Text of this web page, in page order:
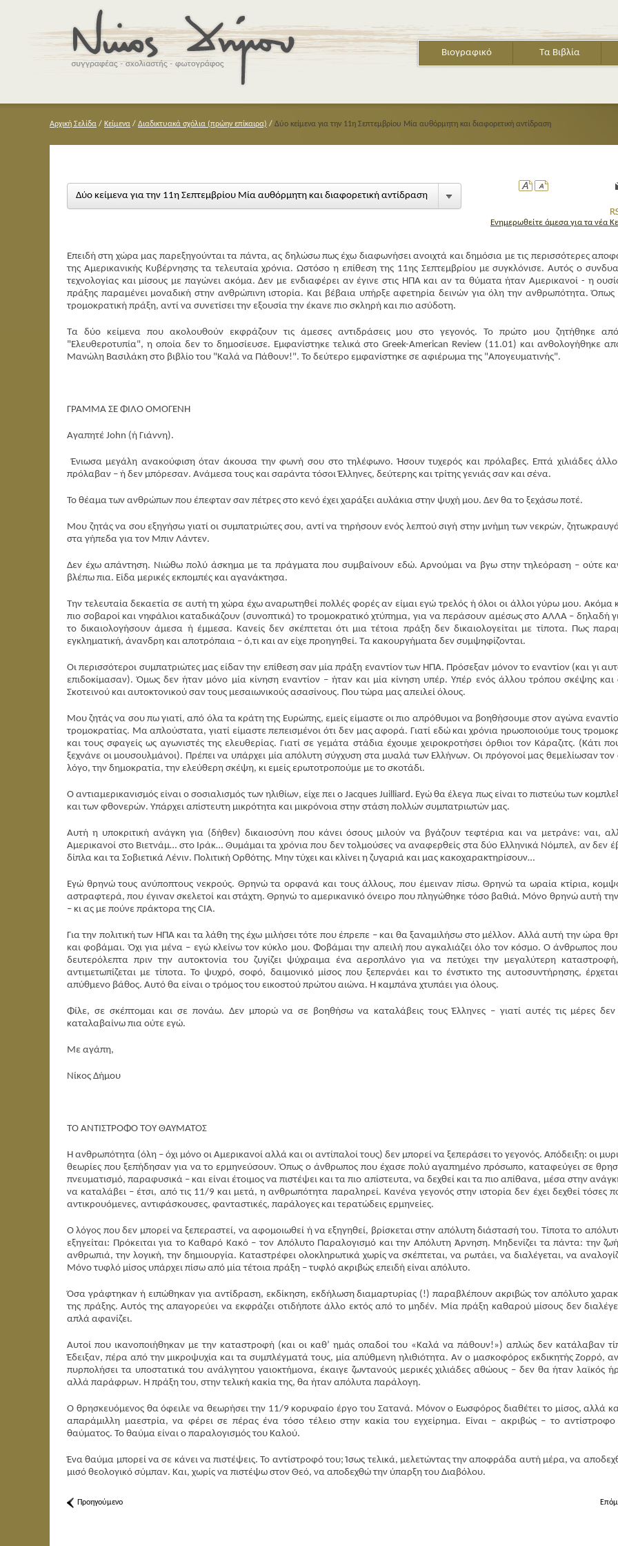
Βιογραφικό Τα Βιβλία
Αρχική Σελίδα / Κείμενα / Διαδικτυακά σχόλια (πρώην επίκαιρα) / Δύο κείμενα για την 11η Σεπτεμβρίου Μία αυθόρμητη και διαφορετική αντίδραση
Ενημερωθείτε άμεσα για τα νέα
Δύο κείμενα για την 11η Σεπτεμβρίου Μία αυθόρμητη και διαφορετική αντίδραση
Επειδή στη χώρα μας παρεξηγούνται τα πάντα, ας δηλώσω πως έχω διαφωνήσει ανοιχτά και δημόσια με τις περισσότερες
της Αμερικανικής Κυβέρνησης τα τελευταία χρόνια. Ωστόσο η επίθεση της 11ης Σεπτεμβρίου με συγκλόνισε. Αυτός ο
τεχνολογίας και μίσους με παγώνει ακόμα. Δεν με ενδιαφέρει αν έγινε στις ΗΠΑ και αν τα θύματα ήταν Αμερικανοί - η
πράξης παραμένει μοναδική στην ανθρώπινη ιστορία. Και βέβαια υπήρξε αφετηρία δεινών για όλη την ανθρωπότητα. Όπως
τρομοκρατική πράξη, αντί να συνετίσει την εξουσία την έκανε πιο σκληρή και πιο ασύδοτη.
Τα δύο κείμενα που ακολουθούν εκφράζουν τις άμεσες αντιδράσεις μου στο γεγονός. Το πρώτο μου ζητήθηκε
"Ελευθεροτυπία", η οποία δεν το δημοσίευσε. Εμφανίστηκε τελικά στο Greek-American Review (11.01) και ανθολογήθηκε
Μανώλη Βασιλάκη στο βιβλίο του "Καλά να Πάθουν!". Το δεύτερο εμφανίστηκε σε αφιέρωμα της "Απογευματινής".
ΓΡΑΜΜΑ ΣΕ ΦΙΛΟ ΟΜΟΓΕΝΗ
Αγαπητέ John (ή Γιάννη).
Ένιωσα μεγάλη ανακούφιση όταν άκουσα την φωνή σου στο τηλέφωνο. Ήσουν τυχερός και πρόλαβες. Επτά χιλιάδες
πρόλαβαν – ή δεν μπόρεσαν. Ανάμεσα τους και σαράντα τόσοι Έλληνες, δεύτερης και τρίτης γενιάς σαν και σένα.
Το θέαμα των ανθρώπων που έπεφταν σαν πέτρες στο κενό έχει χαράξει αυλάκια στην ψυχή μου. Δεν θα το ξεχάσω ποτέ.
Μου ζητάς να σου εξηγήσω γιατί οι συμπατριώτες σου, αντί να τηρήσουν ενός λεπτού σιγή στην μνήμη των νεκρών,
στα γήπεδα για τον Μπιν Λάντεν.
Δεν έχω απάντηση. Νιώθω πολύ άσκημα με τα πράγματα που συμβαίνουν εδώ. Αρνούμαι να βγω στην τηλεόραση – ούτε
βλέπω πια. Είδα μερικές εκπομπές και αγανάκτησα.
Την τελευταία δεκαετία σε αυτή τη χώρα έχω αναρωτηθεί πολλές φορές αν είμαι εγώ τρελός ή όλοι οι άλλοι γύρω μου. Ακόμα
πιο σοβαροί και νηφάλιοι καταδικάζουν (συνοπτικά) το τρομοκρατικό χτύπημα, για να περάσουν αμέσως στο ΑΛΛΑ – δηλαδή
το δικαιολογήσουν άμεσα ή έμμεσα. Κανείς δεν σκέπτεται ότι μια τέτοια πράξη δεν δικαιολογείται με τίποτα. Πως
εγκληματική, άνανδρη και αποτρόπαια – ό,τι και αν είχε προηγηθεί. Τα κακουργήματα δεν συμψηφίζονται.
Οι περισσότεροι συμπατριώτες μας είδαν την επίθεση σαν μία πράξη εναντίον των ΗΠΑ. Πρόσεξαν μόνον το εναντίον (και γι
επιδοκίμασαν). Όμως δεν ήταν μόνο μία κίνηση εναντίον – ήταν και μία κίνηση υπέρ. Υπέρ ενός άλλου τρόπου σκέψης και
Σκοτεινού και αυτοκτονικού σαν τους μεσαιωνικούς ασασίνους. Που τώρα μας απειλεί όλους.
Μου ζητάς να σου πω γιατί, από όλα τα κράτη της Ευρώπης, εμείς είμαστε οι πιο απρόθυμοι να βοηθήσουμε στον αγώνα
τρομοκρατίας. Μα απλούστατα, γιατί είμαστε πεπεισμένοι ότι δεν μας αφορά. Γιατί εδώ και χρόνια ηρωοποιούμε τους
και τους σφαγείς ως αγωνιστές της ελευθερίας. Γιατί σε γεμάτα στάδια έχουμε χειροκροτήσει όρθιοι τον Κάραζιτς. (Κάτι
ξεχνάνε οι μουσουλμάνοι). Πρέπει να υπάρχει μία απόλυτη σύγχυση στα μυαλά των Ελλήνων. Οι πρόγονοί μας θεμελίωσαν
λόγο, την δημοκρατία, την ελεύθερη σκέψη, κι εμείς ερωτοτροπούμε με το σκοτάδι.
Ο αντιαμερικανισμός είναι ο σοσιαλισμός των ηλιθίων, είχε πει ο Jacques Juilliard. Εγώ θα έλεγα πως είναι το πιστεύω των
και των φθονερών. Υπάρχει απίστευτη μικρότητα και μικρόνοια στην στάση πολλών συμπατριωτών μας.
Αυτή η υποκριτική ανάγκη για (δήθεν) δικαιοσύνη που κάνει όσους μιλούν να βγάζουν τεφτέρια και να μετράνε: ναι,
Αμερικανοί στο Βιετνάμ… στο Ιράκ… Θυμάμαι τα χρόνια που δεν τολμούσες να αναφερθείς στα δύο Ελληνικά Νόμπελ, αν δεν
δίπλα και τα Σοβιετικά Λένιν. Πολιτική Ορθότης. Μην τύχει και κλίνει η ζυγαριά και μας κακοχαρακτηρίσουν…
Εγώ θρηνώ τους ανύποπτους νεκρούς. Θρηνώ τα ορφανά και τους άλλους, που έμειναν πίσω. Θρηνώ τα ωραία κτίρια,
αστραφτερά, που έγιναν σκελετοί και στάχτη. Θρηνώ το αμερικανικό όνειρο που πληγώθηκε τόσο βαθιά. Μόνο θρηνώ αυτή
– κι ας με πούνε πράκτορα της CIA.
Για την πολιτική των ΗΠΑ και τα λάθη της έχω μιλήσει τότε που έπρεπε – και θα ξαναμιλήσω στο μέλλον. Αλλά αυτή την ώρα
και φοβάμαι. Όχι για μένα – εγώ κλείνω τον κύκλο μου. Φοβάμαι την απειλή που αγκαλιάζει όλο τον κόσμο. Ο άνθρωπος
δευτερόλεπτα πριν την αυτοκτονία του ζυγίζει ψύχραιμα ένα αεροπλάνο για να πετύχει την μεγαλύτερη
αντιμετωπίζεται με τίποτα. Το ψυχρό, σοφό, δαιμονικό μίσος που ξεπερνάει και το ένστικτο της αυτοσυντήρησης,
απύθμενο βάθος. Αυτό θα είναι ο τρόμος του εικοστού πρώτου αιώνα. Η καμπάνα χτυπάει για όλους.
Φίλε, σε σκέπτομαι και σε πονάω. Δεν μπορώ να σε βοηθήσω να καταλάβεις τους Έλληνες – γιατί αυτές τις μέρες δεν
καταλαβαίνω πια ούτε εγώ.
Με αγάπη,
Νίκος Δήμου
ΤΟ ΑΝΤΙΣΤΡΟΦΟ ΤΟΥ ΘΑΥΜΑΤΟΣ
Η ανθρωπότητα (όλη – όχι μόνο οι Αμερικανοί αλλά και οι αντίπαλοί τους) δεν μπορεί να ξεπεράσει το γεγονός. Απόδειξη: οι
θεωρίες που ξεπήδησαν για να το ερμηνεύσουν. Όπως ο άνθρωπος που έχασε πολύ αγαπημένο πρόσωπο, καταφεύγει σε
πνευματισμό, παραφυσικά – και είναι έτοιμος να πιστέψει και τα πιο απίστευτα, να δεχθεί και τα πιο απίθανα, μέσα στην
να καταλάβει – έτσι, από τις 11/9 και μετά, η ανθρωπότητα παραληρεί. Κανένα γεγονός στην ιστορία δεν έχει δεχθεί τόσες
αντικρουόμενες, αντιφάσκουσες, φανταστικές, παράλογες και τερατώδεις ερμηνείες.
Ο λόγος που δεν μπορεί να ξεπεραστεί, να αφομοιωθεί ή να εξηγηθεί, βρίσκεται στην απόλυτη διάστασή του. Τίποτα το
εξηγείται: Πρόκειται για το Καθαρό Κακό – τον Απόλυτο Παραλογισμό και την Απόλυτη Άρνηση. Μηδενίζει τα πάντα: την
ανθρωπιά, την λογική, την δημιουργία. Καταστρέφει ολοκληρωτικά χωρίς να σκέπτεται, να ρωτάει, να διαλέγεται, να
Μόνο τυφλό μίσος υπάρχει πίσω από μία τέτοια πράξη – τυφλό ακριβώς επειδή είναι απόλυτο.
Όσα γράφτηκαν ή ειπώθηκαν για αντίδραση, εκδίκηση, εκδήλωση διαμαρτυρίας (!) παραβλέπουν ακριβώς τον απόλυτο
της πράξης. Αυτός της απαγορεύει να εκφράζει οτιδήποτε άλλο εκτός από το μηδέν. Μία πράξη καθαρού μίσους δεν
απλά αφανίζει.
Αυτοί που ικανοποιήθηκαν με την καταστροφή (και οι καθ’ ημάς οπαδοί του «Καλά να πάθουν!») απλώς δεν κατάλαβαν
Έδειξαν, πέρα από την μικροψυχία και τα συμπλέγματά τους, μία απύθμενη ηλιθιότητα. Αν ο μασκοφόρος εκδικητής Ζορρό,
πυρπολήσει τα υποστατικά του ανάλγητου γαιοκτήμονα, έκαιγε ζωντανούς μερικές χιλιάδες αθώους – δεν θα ήταν λαϊκός
αλλά παράφρων. Η πράξη του, στην τελική κακία της, θα ήταν απόλυτα παράλογη.
Ο θρησκευόμενος θα όφειλε να θεωρήσει την 11/9 κορυφαίο έργο του Σατανά. Μόνον ο Εωσφόρος διαθέτει το μίσος, αλλά
απαράμιλλη μαεστρία, να φέρει σε πέρας ένα τόσο τέλειο στην κακία του εγχείρημα. Είναι – ακριβώς – το αντίστροφο
θαύματος. Το θαύμα είναι ο παραλογισμός του Καλού.
Ένα θαύμα μπορεί να σε κάνει να πιστέψεις. Το αντίστροφό του; Ίσως τελικά, μελετώντας την αποφράδα αυτή μέρα, να
μισό θεολογικό σύμπαν. Και, χωρίς να πιστέψω στον Θεό, να αποδεχθώ την ύπαρξη του Διαβόλου.
Προηγούμενο
Το εμβληματικό
αγαπημένο βιβλίο
Δ. σε νέα έκτη